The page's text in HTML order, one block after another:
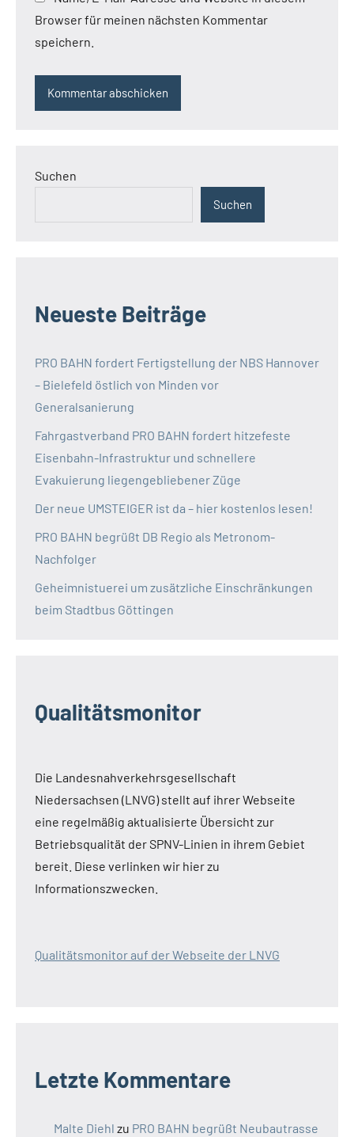
Browser für meinen nächsten Kommentar
speichern.
Suchen
Suchen
Neueste Beiträge
PRO BAHN fordert Fertigstellung der NBS Hannover
– Bielefeld östlich von Minden vor
Generalsanierung
Fahrgastverband PRO BAHN fordert hitzefeste
Eisenbahn-Infrastruktur und schnellere
Evakuierung liegengebliebener Züge
Der neue UMSTEIGER ist da – hier kostenlos lesen!
PRO BAHN begrüßt DB Regio als Metronom-
Nachfolger
Geheimnistuerei um zusätzliche Einschränkungen
beim Stadtbus Göttingen
Qualitätsmonitor
Die Landesnahverkehrsgesellschaft
Niedersachsen (LNVG) stellt auf ihrer Webseite
eine regelmäßig aktualisierte Übersicht zur
Betriebsqualität der SPNV-Linien in ihrem Gebiet
bereit. Diese verlinken wir hier zu
Informationszwecken.
Qualitätsmonitor auf der Webseite der LNVG
Letzte Kommentare
Malte Diehl zu PRO BAHN begrüßt Neubautrasse